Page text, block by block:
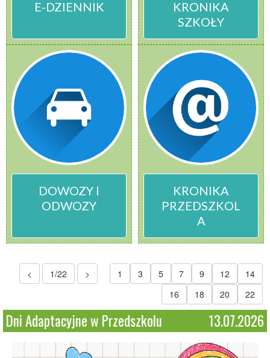
E-DZIENNIK
KRONIKA
SZKOŁY
DOWOZY I
ODWOZY
KRONIKA
PRZEDSZKOL
A
< 1/22 > 1 3 5 7 9 12
14
16
18 20 22
Dni Adaptacyjne w Przedszkolu 13.07.2026